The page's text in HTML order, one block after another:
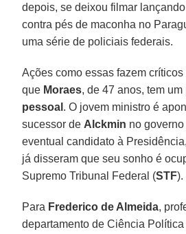
depois, se deixou filmar
contra pés de maconha no
uma série de policiais federais.
Ações como essas fazem
que Moraes, de 47 anos, tem um
pessoal . O jovem ministro é
sucessor de Alckmin no
eventual candidato à
já disseram que seu sonho é
Supremo Tribunal Federal (STF).
Para Frederico de Almeida,
departamento de Ciência